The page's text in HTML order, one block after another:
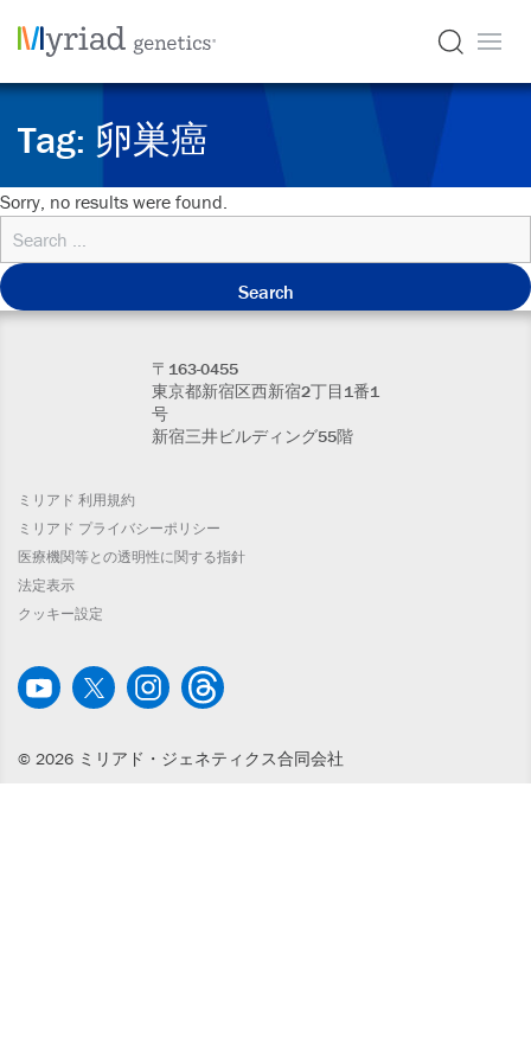
Tag: 卵巣癌
Sorry, no results were found.
Search
for:
〒163-0455
東京都新宿区西新宿2丁目1番1
号
新宿三井ビルディング55階
ミリアド 利用規約
ミリアド プライバシーポリシー
医療機関等との透明性に関する指針
法定表示
クッキー設定
© 2026 ミリアド・ジェネティクス合同会社